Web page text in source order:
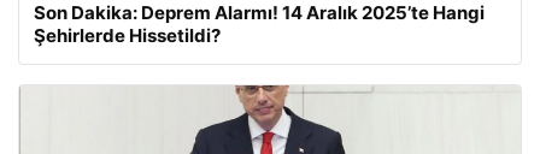
Son Dakika: Deprem Alarmı! 14 Aralık 2025’te Hangi
Şehirlerde Hissetildi?